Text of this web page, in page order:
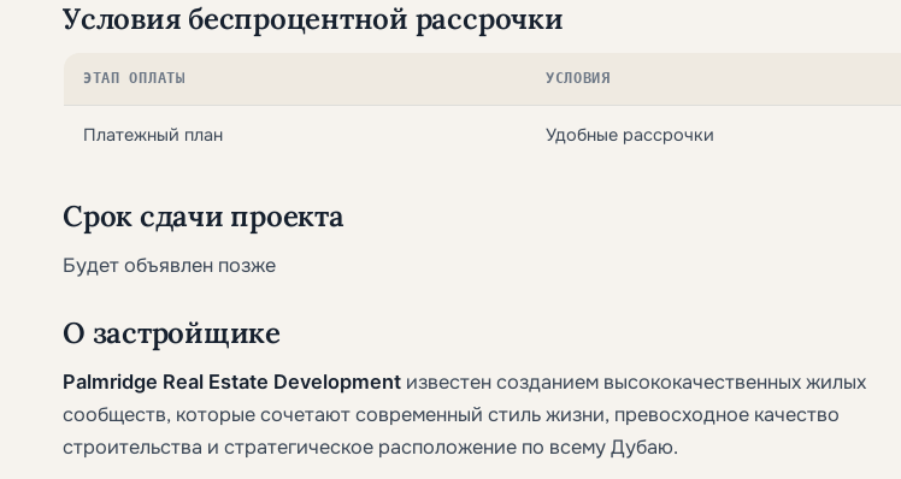
Условия беспроцентной рассрочки
ЭТАП ОПЛАТЫ УСЛОВИЯ
Платежный план Удобные рассрочки
Срок сдачи проекта
Будет объявлен позже
О застройщике
Palmridge Real Estate Development известен созданием высококачественных жилых
сообществ, которые сочетают современный стиль жизни, превосходное качество
строительства и стратегическое расположение по всему Дубаю.